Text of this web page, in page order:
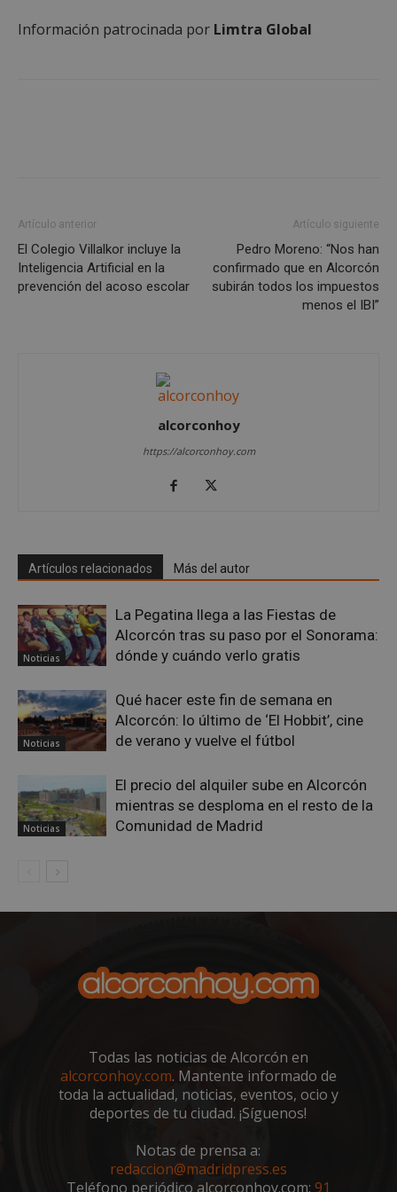
Información patrocinada por Limtra Global
Artículo anterior
El Colegio Villalkor incluye la
Inteligencia Artificial en la
prevención del acoso escolar
Artículo siguiente
Pedro Moreno: “Nos han
confirmado que en Alcorcón
subirán todos los impuestos
menos el IBI”
alcorconhoy
https://alcorconhoy.com
Artículos relacionados Más del autor
Noticias
La Pegatina llega a las Fiestas de
Alcorcón tras su paso por el Sonorama:
dónde y cuándo verlo gratis
Noticias
Qué hacer este fin de semana en
Alcorcón: lo último de ‘El Hobbit’, cine
de verano y vuelve el fútbol
Noticias
El precio del alquiler sube en Alcorcón
mientras se desploma en el resto de la
Comunidad de Madrid
Todas las noticias de Alcorcón en
alcorconhoy.com. Mantente informado de
toda la actualidad, noticias, eventos, ocio y
deportes de tu ciudad. ¡Síguenos!
Notas de prensa a:
redaccion@madridpress.es
Teléfono periódico alcorconhoy.com: 91
Cookies de rendimiento
Nombre
PHPSESSID
PHP.net
alcorconhoy.com
Sesión
AWSALBCORS
Amazon.com
Inc.
embed.bsky.app
sp_landing
Spotify Inc.
23 horas 59
VISITOR_PRIVACY_METADATA
YouTube
.youtube.com